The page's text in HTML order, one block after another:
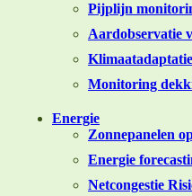
Pijplijn
Aardobservatie
Klimaatadaptatie
Monitoring
Energie
Zonnepanelen
Energie
Netcongestie